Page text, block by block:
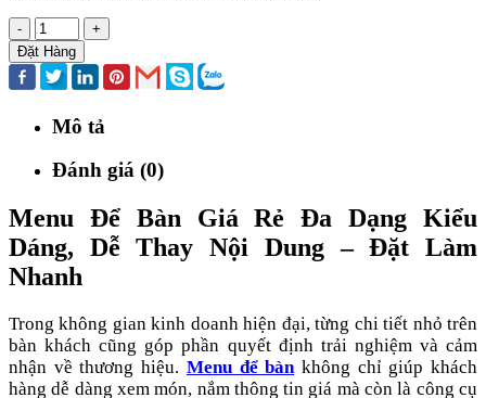
-
+
Đặt Hàng
Mô tả
Đánh giá (0)
Menu Để Bàn Giá Rẻ Đa Dạng Kiểu
Dáng, Dễ Thay Nội Dung – Đặt Làm
Nhanh
Trong không gian kinh doanh hiện đại, từng chi tiết nhỏ trên
bàn khách cũng góp phần quyết định trải nghiệm và cảm
nhận về thương hiệu. Menu để bànkhông chỉ giúp khách
hàng dễ dàng xem món, nắm thông tin giá mà còn là công cụ